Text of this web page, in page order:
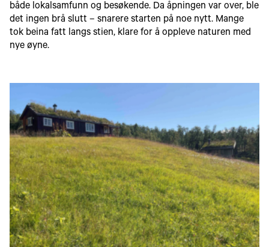
både lokalsamfunn og besøkende. Da åpningen var over, ble
det ingen brå slutt – snarere starten på noe nytt. Mange
tok beina fatt langs stien, klare for å oppleve naturen med
nye øyne.